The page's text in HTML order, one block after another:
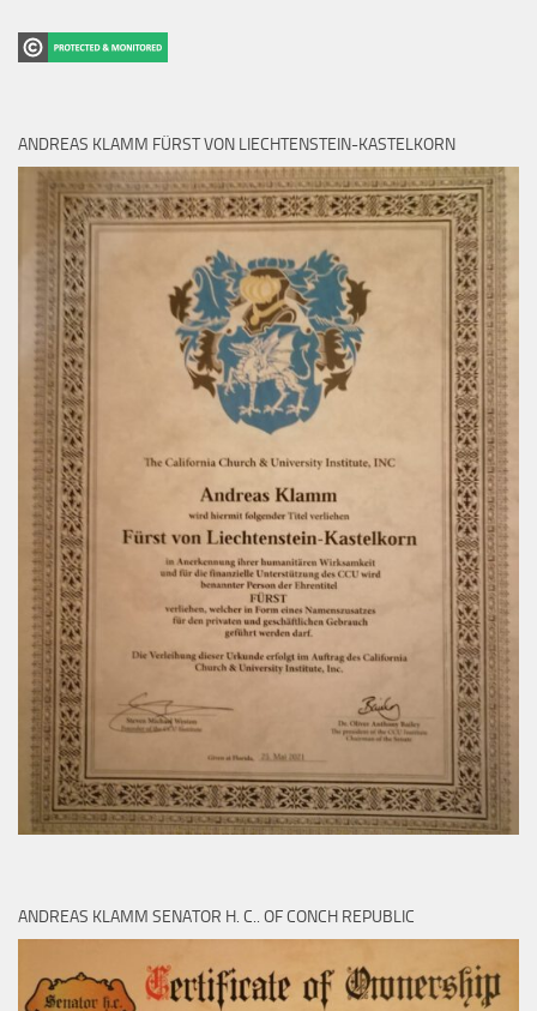
ANDREAS KLAMM FÜRST VON LIECHTENSTEIN-KASTELKORN
ANDREAS KLAMM SENATOR H. C.. OF CONCH REPUBLIC